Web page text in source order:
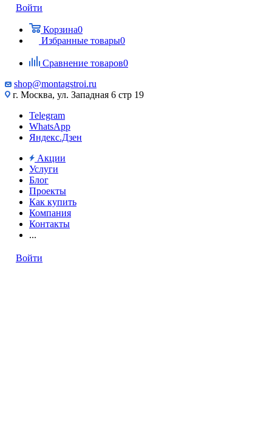
Войти
Корзина0
Избранные товары0
Сравнение товаров0
shop@montagstroi.ru
г. Москва, ул. Западная 6 стр 19
Telegram
WhatsApp
Яндекс.Дзен
Акции
Услуги
Блог
Проекты
Как купить
Компания
Контакты
...
Войти